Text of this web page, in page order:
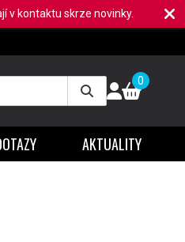
0
AKTUALITY
v kontaktu skrze novinky.